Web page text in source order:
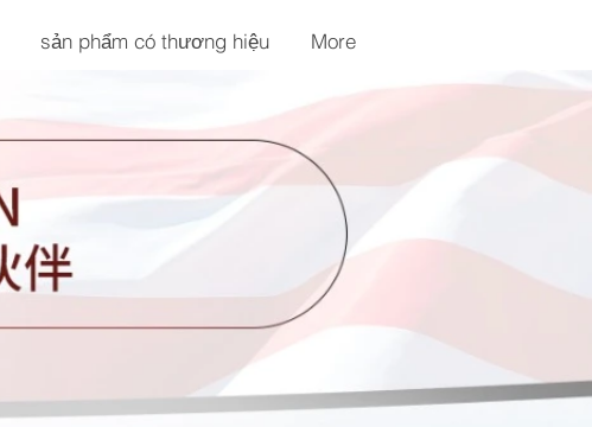
sản phẩm có thương hiệu More